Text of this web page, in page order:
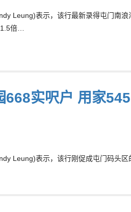
Leung)表示，该行最新录得屯门南
1.5倍…
668实呎户 用家
Leung)表示，该行刚促成屯门码头